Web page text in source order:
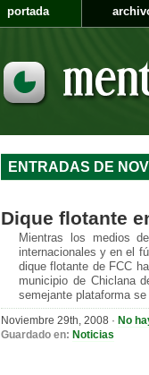
portada
ENTRADAS DE
Dique flotante
Mientras los medios
internacionales y en el
dique flotante de FCC
municipio de Chiclana
semejante plataforma
Noviembre 29th, 2008 · No
Guardado en: Noticias